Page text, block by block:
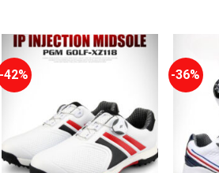
-42% -36%